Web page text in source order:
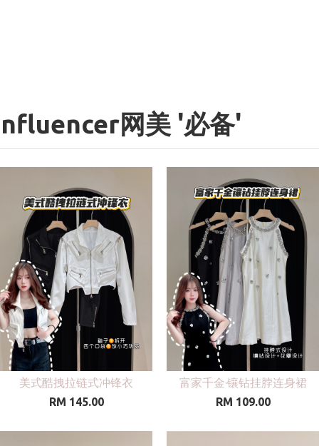
网美 '必备'
美式酷拽拉链式冲锋衣
RM 145.00
富家千金·镶钻挂脖连身裙
RM 109.00